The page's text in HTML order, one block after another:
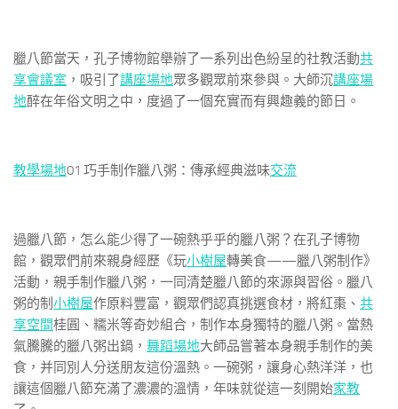
臘八節當天，孔子博物館舉辦了一系列出色紛呈的社教活動共
享會議室 ，吸引了講座場地眾多觀眾前來參與。大師沉講座場
地醉在年俗文明之中，度過了一個充實而有興趣義的節日。
教學場地01 巧手制作臘八粥：傳承經典滋味交流
過臘八節，怎么能少得了一碗熱乎乎的臘八粥？在孔子博物
館，觀眾們前來親身經歷《玩小樹屋轉美食——臘八粥制作》
活動，親手制作臘八粥，一同清楚臘八節的來源與習俗。臘八
粥的制小樹屋作原料豐富，觀眾們認真挑選食材，將紅棗、 共
享空間桂圓、糯米等奇妙組合，制作本身獨特的臘八粥。當熱
氣騰騰的臘八粥出鍋， 舞蹈場地大師品嘗著本身親手制作的美
食，并同別人分送朋友這份溫熱。一碗粥，讓身心熱洋洋，也
讓這個臘八節充滿了濃濃的溫情，年味就從這一刻開始家教